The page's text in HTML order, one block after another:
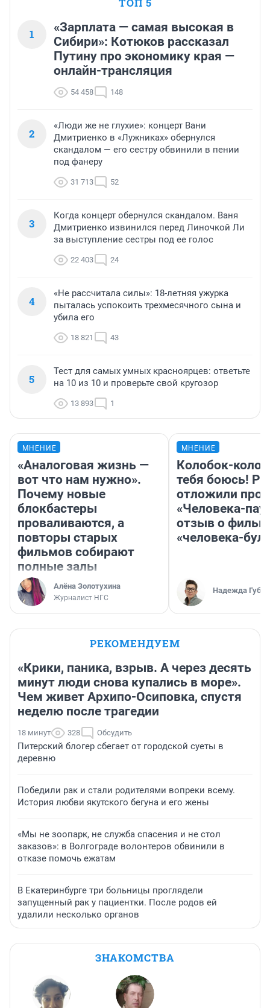
1
«Зарплата — самая высокая в
Сибири»: Котюков рассказал
Путину про экономику края —
онлайн-трансляция
54 458 148
2
«Люди же не глухие»: концерт Вани
Дмитриенко в «Лужниках» обернулся
скандалом — его сестру обвинили в пении
под фанеру
31 713 52
3
Когда концерт обернулся скандалом. Ваня
Дмитриенко извинился перед Линочкой Ли
за выступление сестры под ее голос
22 403 24
4
«Не рассчитала силы»: 18-летняя ужурка
пыталась успокоить трехмесячного сына и
убила его
18 821 43
5
Тест для самых умных красноярцев: ответьте
на 10 из 10 и проверьте свой кругозор
13 893 1
МНЕНИЕ
«Аналоговая жизнь —
вот что нам нужно».
Почему новые
блокбастеры
проваливаются, а
повторы старых
фильмов собирают
полные залы
Алёна Золотухина
Журналист НГС
МНЕНИЕ
Колобок-
тебя боюсь!
отложили
«Человека-
отзыв о
«человека-
Надежда
РЕКОМЕНДУЕМ
«Крики, паника, взрыв. А через десять
минут люди снова купались в море».
Чем живет Архипо-Осиповка, спустя
неделю после трагедии
18 минут 328 Обсудить
Питерский блогер сбегает от городской суеты в
деревню
Победили рак и стали родителями вопреки всему.
История любви якутского бегуна и его жены
«Мы не зоопарк, не служба спасения и не стол
заказов»: в Волгограде волонтеров обвинили в
отказе помочь ежатам
В Екатеринбурге три больницы проглядели
запущенный рак у пациентки. После родов ей
удалили несколько органов
ЗНАКОМСТВА